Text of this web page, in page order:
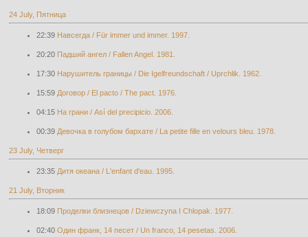
24 July, Пятница
22:39 Навсегда / Für immer und immer. 1997.
20:20 Падший ангел / Fallen Angel. 1981.
17:30 Нарушитель границы / Die Igelfreundschaft / Uprchlik. 1962.
15:59 Договор / El pacto / The pact. 1976.
04:15 На грани / Así del precipicio. 2006.
00:39 Девочка в голубом бархате / La petite fille en velours bleu. 1978.
23 July, Четверг
23:35 Дитя океана / L'enfant d'eau. 1995.
21 July, Вторник
18:09 Проделки близнецов / Dziewczyna I Chlopak. 1977.
02:40 Один франк, 14 песет / Un franco, 14 pesetas. 2006.